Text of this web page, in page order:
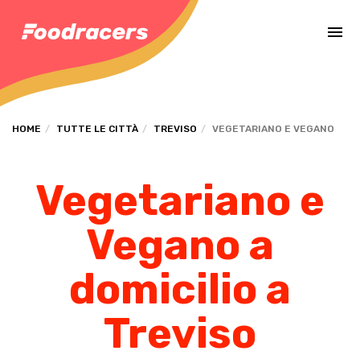
HOME TUTTE LE CITTÀ TREVISO VEGETARIANO E VEGANO
Vegetariano e
Vegano a
domicilio a
Treviso